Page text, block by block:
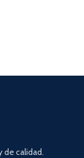
de calidad.